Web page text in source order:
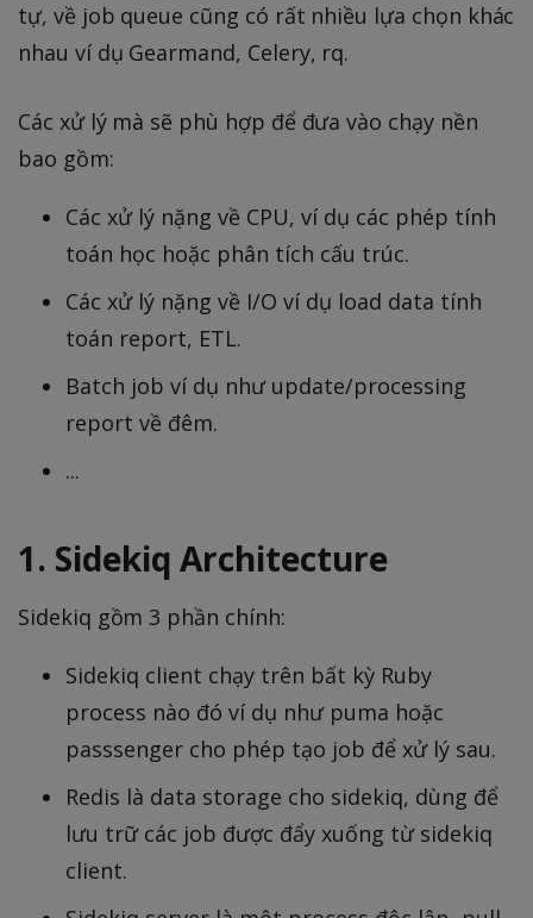
tự, về job queue cũng có rất nhiều lựa chọn khác
nhau ví dụ Gearmand, Celery, rq.
Các xử lý mà sẽ phù hợp để đưa vào chạy nền
bao gồm:
Các xử lý nặng về CPU, ví dụ các phép tính
toán học hoặc phân tích cấu trúc.
Các xử lý nặng về I/O ví dụ load data tính
toán report, ETL.
Batch job ví dụ như update/processing
report về đêm.
...
1. Sidekiq Architecture
Sidekiq gồm 3 phần chính:
Sidekiq client chạy trên bất kỳ Ruby
process nào đó ví dụ như puma hoặc
passsenger cho phép tạo job để xử lý sau.
Redis là data storage cho sidekiq, dùng để
lưu trữ các job được đẩy xuống từ sidekiq
client.